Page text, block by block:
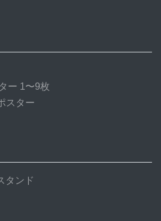
ー 1〜9枚
スター
タンド